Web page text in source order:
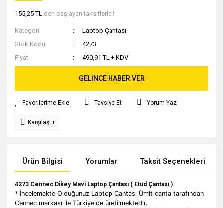
155,25 TL den başlayan taksitlerle!!
Kategori
Laptop Çantası
Stok Kodu
4273
Fiyat
490,91 TL + KDV
GELİNCE HABER VER
Tavsiye Et Yorum Yaz
Karşılaştır
Ürün Bilgisi Yorumlar Taksit Seçenekleri
4273 Cennec Dikey Mavi Laptop Çantası ( Etüd Çantası )
* İncelemekte Olduğunuz Laptop Çantası Ümit çanta tarafından
Cennec markası ile Türkiye'de üretilmektedir.